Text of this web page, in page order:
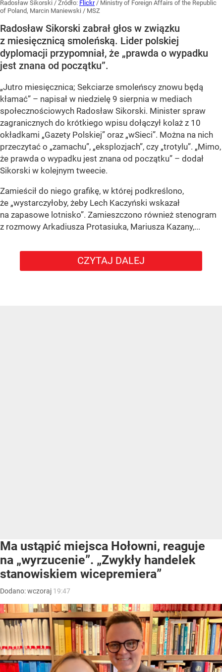
Radosław Sikorski / Źródło: Flickr / Ministry of Foreign Affairs of the Republic
of Poland, Marcin Maniewski / MSZ
Radosław Sikorski zabrał głos w związku
z miesięcznicą smoleńską. Lider polskiej
dyplomacji przypomniał, że „prawda o wypadku
jest znana od początku”.
„Jutro miesięcznica; Sekciarze smoleńscy znowu będą
kłamać” – napisał w niedzielę 9 sierpnia w mediach
społecznościowych Radosław Sikorski. Minister spraw
zagranicznych do krótkiego wpisu dołączył kolaż z 10
okładkami „Gazety Polskiej” oraz „wSieci”. Można na nich
przeczytać o „zamachu”, „eksplozjach”, czy „trotylu”. „Mimo,
że prawda o wypadku jest znana od początku” – dodał
Sikorski w kolejnym tweecie.
Zamieścił do niego grafikę, w której podkreślono,
że „wystarczyłoby, żeby Lech Kaczyński wskazał
na zapasowe lotnisko”. Zamieszczono również stenogram
z rozmowy Arkadiusza Protasiuka, Mariusza Kazany,...
CZYTAJ DALEJ
Ma ustąpić miejsca Hołowni, reaguje
na „wyrzucenie”. „Zwykły handelek
stanowiskiem wicepremiera”
Dodano:wczoraj 19:47